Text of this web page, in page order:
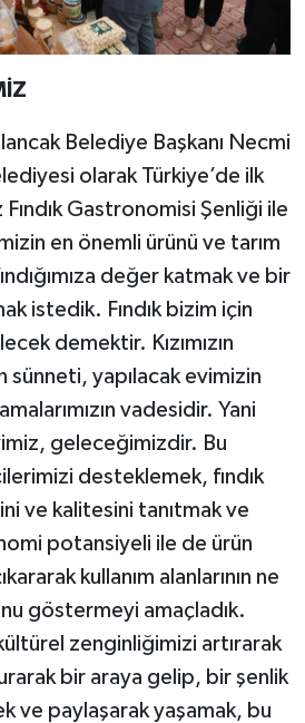
Belediye Başkanı Necmi
olarak Türkiye’de ilk
Gastronomisi Şenliği ile
en önemli ürünü ve tarım
değer katmak ve bir
istedik. Fındık bizim için
demektir. Kızımızın
sünneti, yapılacak evimizin
vadesidir. Yani
geleceğimizdir. Bu
desteklemek, fındık
ve kalitesini tanıtmak ve
potansiyeli ile de ürün
kullanım alanlarının ne
göstermeyi amaçladık.
zenginliğimizi artırarak
bir araya gelip, bir şenlik
ve paylaşarak yaşamak, bu